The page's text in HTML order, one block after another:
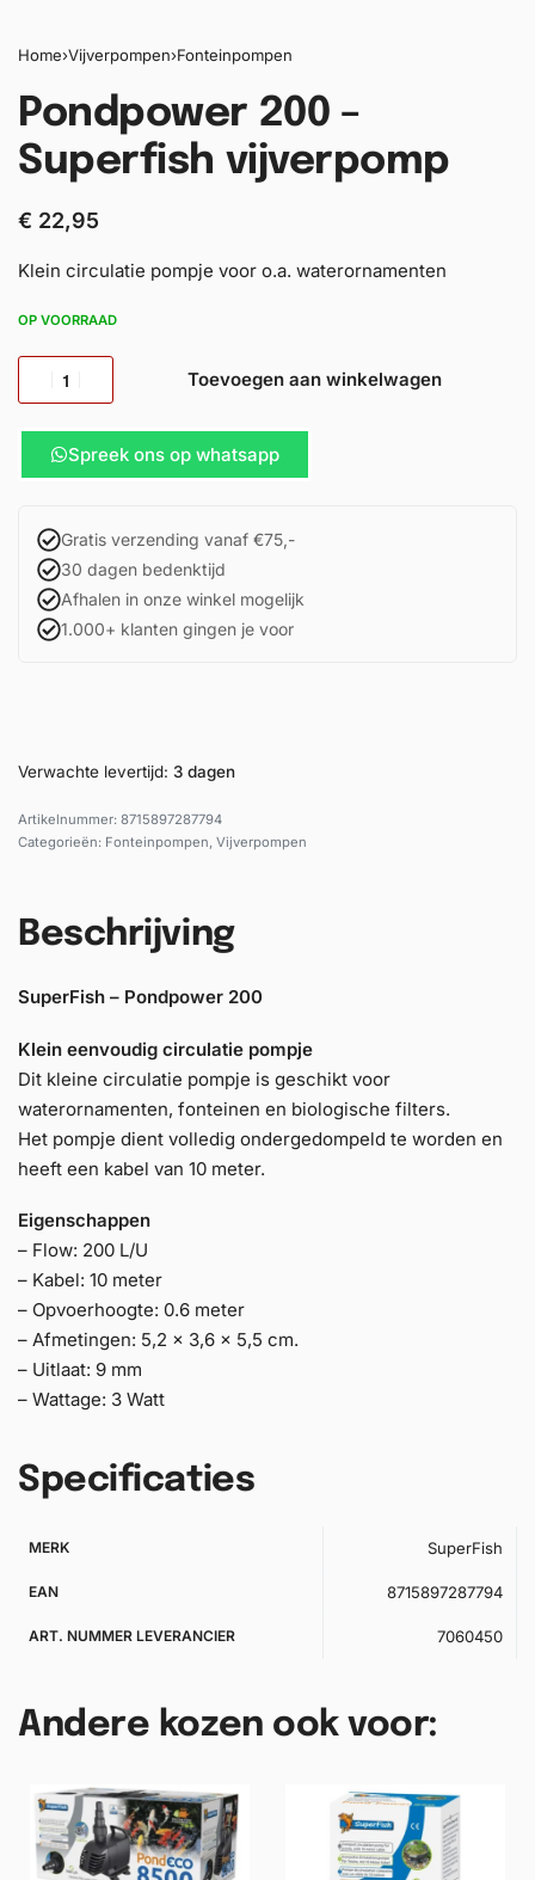
Home›Vijverpompen›Fonteinpompen
Pondpower 200 –
Superfish vijverpomp
€ 22,95
Klein circulatie pompje voor o.a. waterornamenten
OP VOORRAAD
Toevoegen aan winkelwagen
Spreek ons op whatsapp
Gratis verzending vanaf €75,-
30 dagen bedenktijd
Afhalen in onze winkel mogelijk
1.000+ klanten gingen je voor
Verwachte levertijd: 3 dagen
8715897287794
Categorieën: Fonteinpompen, Vijverpompen
Beschrijving
SuperFish – Pondpower 200
Klein eenvoudig circulatie pompje
Dit kleine circulatie pompje is geschikt voor
waterornamenten, fonteinen en biologische filters.
Het pompje dient volledig ondergedompeld te worden en
heeft een kabel van 10 meter.
Eigenschappen
– Flow: 200 L/U
– Kabel: 10 meter
– Opvoerhoogte: 0.6 meter
– Afmetingen: 5,2 x 3,6 x 5,5 cm.
– Uitlaat: 9 mm
– Wattage: 3 Watt
Specificaties
MERK SuperFish
EAN 8715897287794
ART. NUMMER LEVERANCIER 7060450
Andere kozen ook voor: